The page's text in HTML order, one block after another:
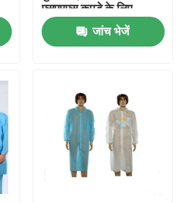
एसएमएस कपड़े के लिए
जांच भेजें